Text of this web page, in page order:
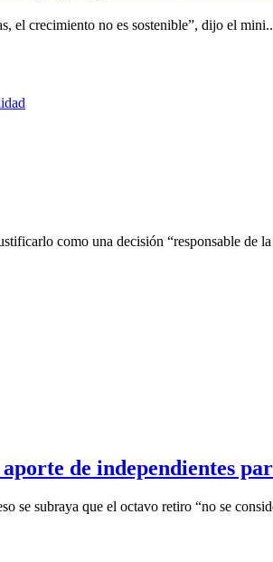
el crecimiento no es sostenible”, dijo el
como una decisión “responsable de
de independientes
se subraya que el octavo retiro “no se